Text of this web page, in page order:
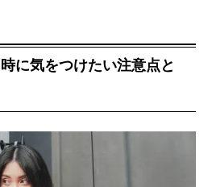
に気をつけたい注意点と